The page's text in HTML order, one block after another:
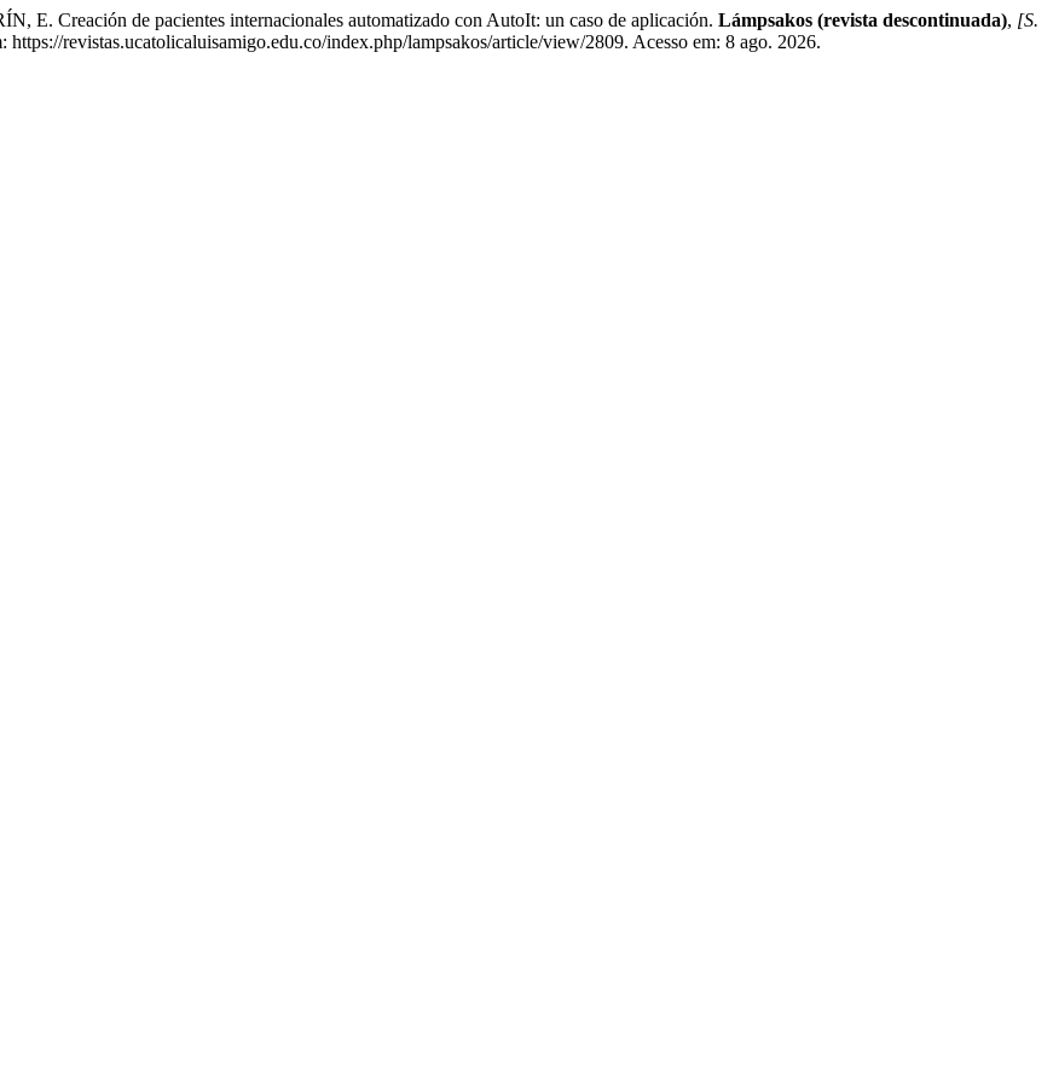
Creación de pacientes internacionales automatizado con AutoIt: un caso de aplicación. Lámpsakos (revista descontinuada), [S.
revistas.ucatolicaluisamigo.edu.co/index.php/lampsakos/article/view/2809. Acesso em: 8 ago. 2026.